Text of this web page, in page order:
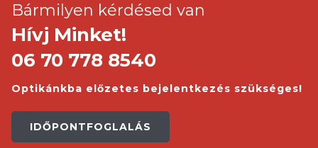
Bármilyen kérdésed van
Hívj Minket!
06 70 778 8540
Optikánkba előzetes bejelentkezés szükséges!
IDŐPONTFOGLALÁS